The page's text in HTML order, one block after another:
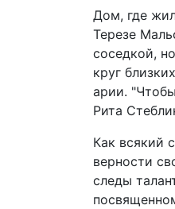
Дом, где
Терезе
соседкой,
круг
арии.
Рита
Как всякий
верности
следы